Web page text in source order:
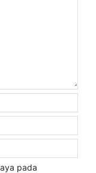
pada